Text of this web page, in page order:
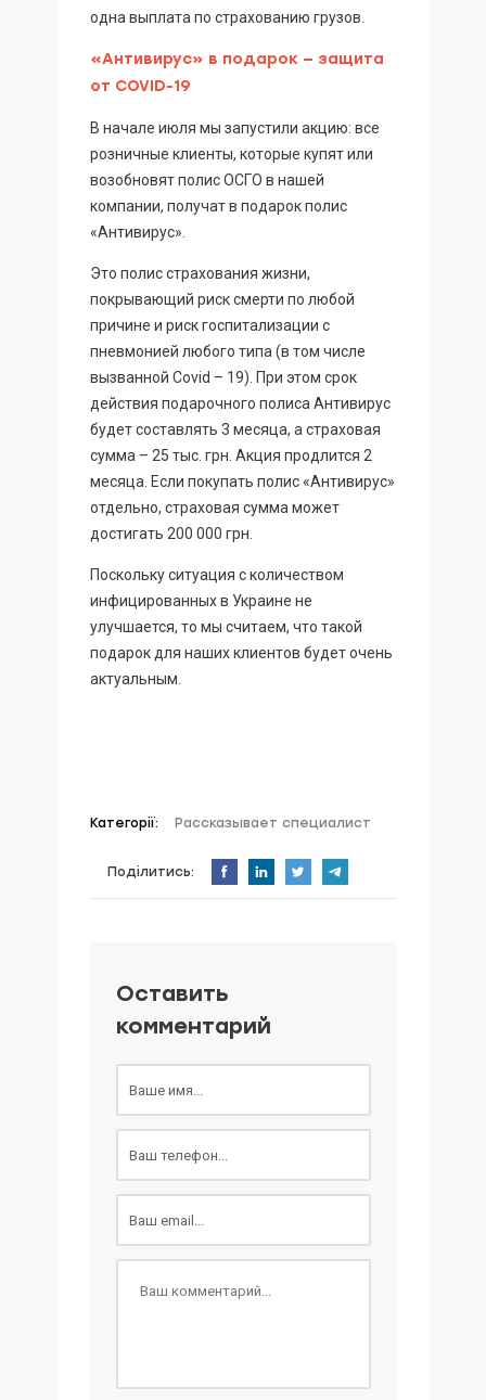
одна выплата по страхованию грузов.
«Антивирус» в подарок — защита
от COVID-19
В начале июля мы запустили акцию: все
розничные клиенты, которые купят или
возобновят полис ОСГО в нашей
компании, получат в подарок полис
«Антивирус».
Это полис страхования жизни,
покрывающий риск смерти по любой
причине и риск госпитализации с
пневмонией любого типа (в том числе
вызванной Covid – 19). При этом срок
действия подарочного полиса Антивирус
будет составлять 3 месяца, а страховая
сумма – 25 тыс. грн. Акция продлится 2
месяца. Если покупать полис «Антивирус»
отдельно, страховая сумма может
достигать 200 000 грн.
Поскольку ситуация с количеством
инфицированных в Украине не
улучшается, то мы считаем, что такой
подарок для наших клиентов будет очень
актуальным.
Категорії: Рассказывает специалист
Поділитись:
Оставить
комментарий